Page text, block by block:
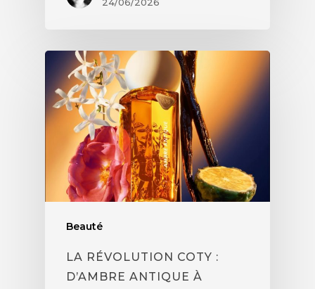
24/06/2026
Beauté
LA RÉVOLUTION COTY :
D’AMBRE ANTIQUE À